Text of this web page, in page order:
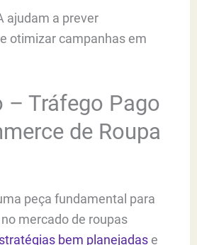
ajudam a prever
otimizar campanhas em
– Tráfego Pago
de Roupa
peça fundamental para
mercado de roupas
bem planejadas e